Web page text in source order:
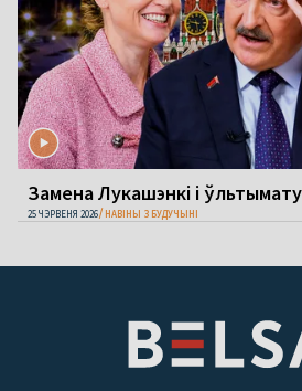
Замена Лукашэнкі і
25 ЧЭРВЕНЯ 2026 НАВІНЫ З БУДУЧЫНІ